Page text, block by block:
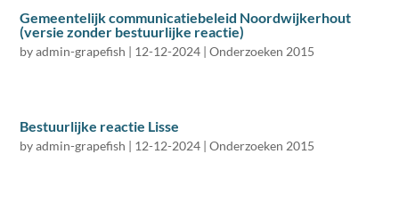
Gemeentelijk communicatiebeleid Noordwijkerhout
(versie zonder bestuurlijke reactie)
byadmin-grapefish | 12-12-2024 |Onderzoeken 2015
Bestuurlijke reactie Lisse
byadmin-grapefish | 12-12-2024 |Onderzoeken 2015